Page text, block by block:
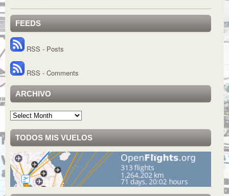
FEEDS
RSS - Posts
RSS - Comments
ARCHIVO
Archivo
TODOS MIS VUELOS